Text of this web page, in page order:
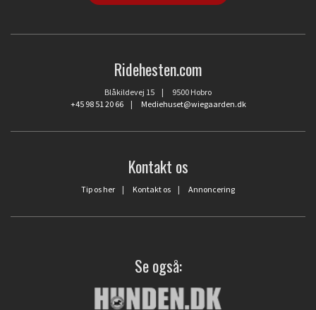
Ridehesten.com
Blåkildevej 15 | 9500 Hobro
+45 98 51 20 66| Mediehuset@wiegaarden.dk
Kontakt os
Tip os her | Kontakt os | Annoncering
Se også: